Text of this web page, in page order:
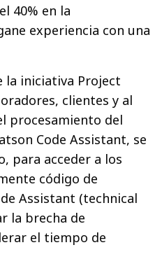
40% en la
experiencia con una
la iniciativa Project
clientes y al
procesamiento del
Code Assistant, se
para acceder a los
código de
Assistant (technical
la brecha de
el tiempo de